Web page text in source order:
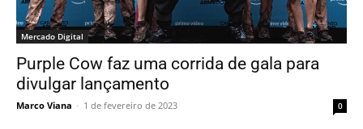
Mercado Digital
Purple Cow faz uma corrida de gala para
divulgar lançamento
Marco Viana - 1 de fevereiro de 2023 0